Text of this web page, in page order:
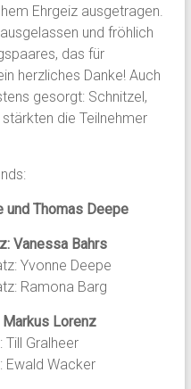
Ehrgeiz ausgetragen.
und fröhlich
das für
herzliches Danke! Auch
gesorgt: Schnitzel,
die Teilnehmer
und Thomas Deepe
Vanessa Bahrs
Deepe
Barg
Lorenz
Wacker